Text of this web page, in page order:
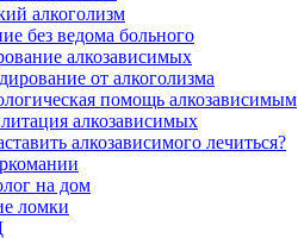
алкоголизм
без ведома больного
алкозависимых
от алкоголизма
помощь алкозависимым
алкозависимых
алкозависимого лечиться?
на дом
ломки